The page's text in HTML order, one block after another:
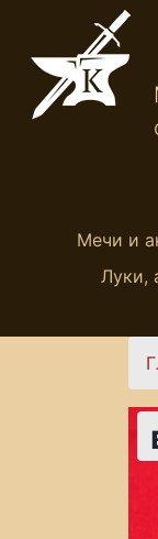
Перейти к
Мечи и
Луки,